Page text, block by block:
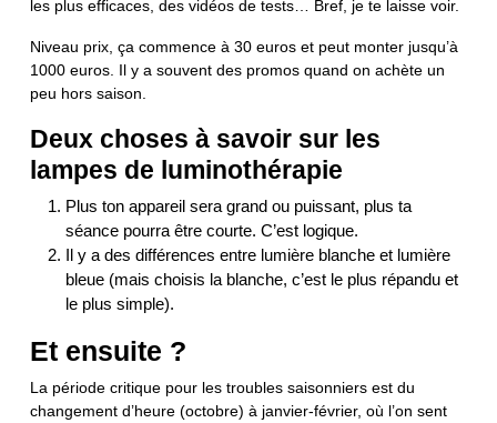
les plus efficaces, des vidéos de tests… Bref, je te laisse voir.
Niveau prix, ça commence à 30 euros et peut monter jusqu’à
1000 euros. Il y a souvent des promos quand on achète un
peu hors saison.
Deux choses à savoir sur les
lampes de luminothérapie
Plus ton appareil sera grand ou puissant, plus ta
séance pourra être courte. C’est logique.
Il y a des différences entre lumière blanche et lumière
bleue (mais choisis la blanche, c’est le plus répandu et
le plus simple).
Et ensuite ?
La période critique pour les troubles saisonniers est du
changement d’heure (octobre) à janvier-février, où l’on sent